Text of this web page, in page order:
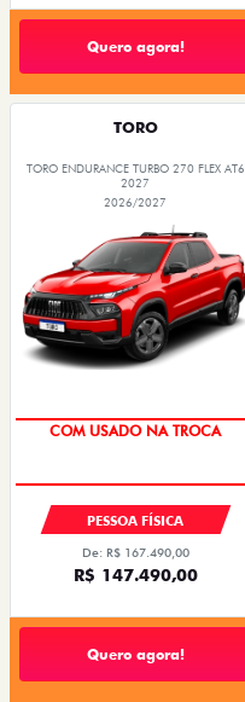
Quero agora!
TORO
TORO ENDURANCE TURBO 270 FLEX AT6
2027
2026/2027
OPORTUNIDADE
PESSOA FÍSICA
De: R$ 167.490,00
R$ 147.490,00
Quero agora!